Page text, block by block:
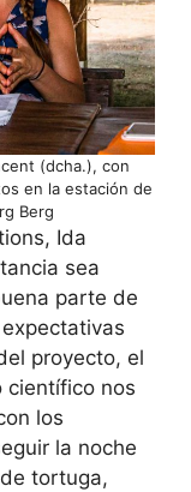
(dcha.), con
en la estación de
Berg
Ida
sea
parte de
proyecto, el
científico nos
los
la noche
tortuga,